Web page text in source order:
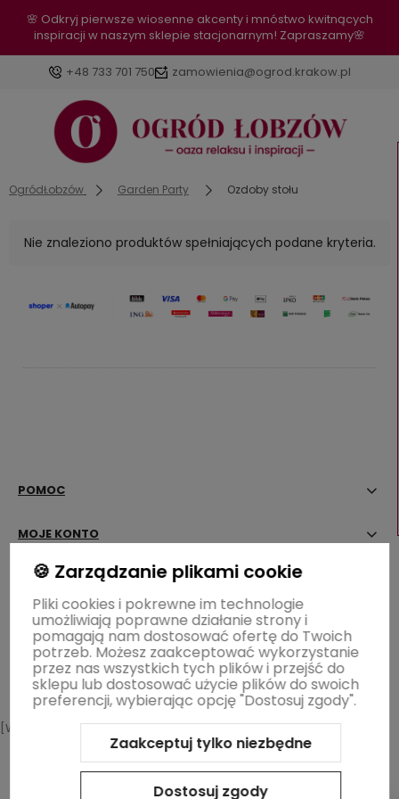
🌸 Odkryj pierwsze wiosenne akcenty i mnóstwo kwitnących
inspiracji w naszym sklepie stacjonarnym! Zapraszamy🌸
+48 733 701 750 zamowienia@ogrod.krakow.pl
OgródŁobzów Garden Party Ozdoby stołu
Nie znaleziono produktów spełniających podane kryteria.
POMOC
MOJE KONTO
PŁATNOŚCI I DOSTAWA
INFORMACJE
OGRÓD ŁOBZÓW
[WIDGET-WZ]
Sklep internetowy Shoper.pl
Szablon Shoper Modern 3.0™
GrowCommerce
🍪 Zarządzanie plikami cookie
Pliki cookies i pokrewne im technologie
umożliwiają poprawne działanie strony i
pomagają nam dostosować ofertę do Twoich
potrzeb. Możesz zaakceptować wykorzystanie
przez nas wszystkich tych plików i przejść do
sklepu lub dostosować użycie plików do swoich
preferencji, wybierając opcję "Dostosuj zgody".
Zaakceptuj tylko niezbędne
Dostosuj zgody